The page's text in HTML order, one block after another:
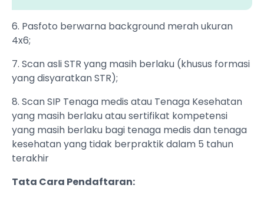
6. Pasfoto berwarna background merah ukuran
4x6;
7. Scan asli STR yang masih berlaku (khusus formasi
yang disyaratkan STR);
8. Scan SIP Tenaga medis atau Tenaga Kesehatan
yang masih berlaku atau sertifikat kompetensi
yang masih berlaku bagi tenaga medis dan tenaga
kesehatan yang tidak berpraktik dalam 5 tahun
terakhir
Tata Cara Pendaftaran: